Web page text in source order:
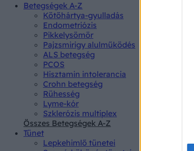
Betegségek A-Z
Kötőhártya-gyulladás
Endometriózis
Pikkelysömör
Pajzsmirigy alulműködés
ALS betegség
PCOS
Hisztamin intolerancia
Crohn betegség
Rühesség
Lyme-kór
Szklerózis multiplex
Összes Betegségek A-Z
Tünet
Lepkehimlő tünetei